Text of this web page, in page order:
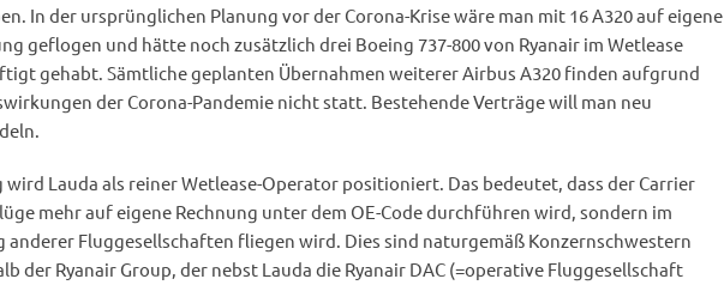
In der ursprünglichen Planung vor der Corona-Krise wäre man mit 16 A320 auf eigene
geflogen und hätte noch zusätzlich drei Boeing 737-800 von Ryanair im Wetlease
gehabt. Sämtliche geplanten Übernahmen weiterer Airbus A320 finden aufgrund
der Corona-Pandemie nicht statt. Bestehende Verträge will man neu
wird Lauda als reiner Wetlease-Operator positioniert. Das bedeutet, dass der Carrier
mehr auf eigene Rechnung unter dem OE-Code durchführen wird, sondern im
anderer Fluggesellschaften fliegen wird. Dies sind naturgemäß Konzernschwestern
der Ryanair Group, der nebst Lauda die Ryanair DAC (=operative Fluggesellschaft